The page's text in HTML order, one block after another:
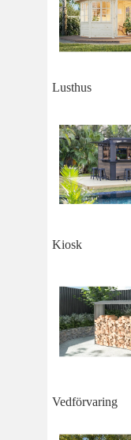
Lusthus
Kiosk
Vedförvaring